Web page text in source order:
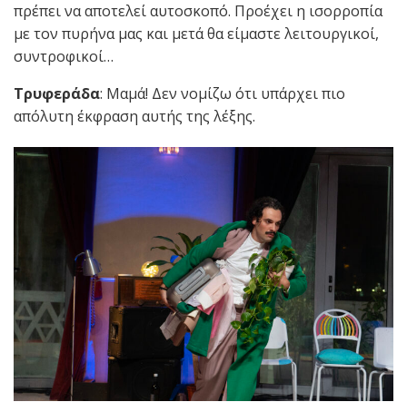
πρέπει να αποτελεί αυτοσκοπό. Προέχει η ισορροπία
με τον πυρήνα μας και μετά θα είμαστε λειτουργικοί,
συντροφικοί…
Τρυφεράδα: Μαμά! Δεν νομίζω ότι υπάρχει πιο
απόλυτη έκφραση αυτής της λέξης.